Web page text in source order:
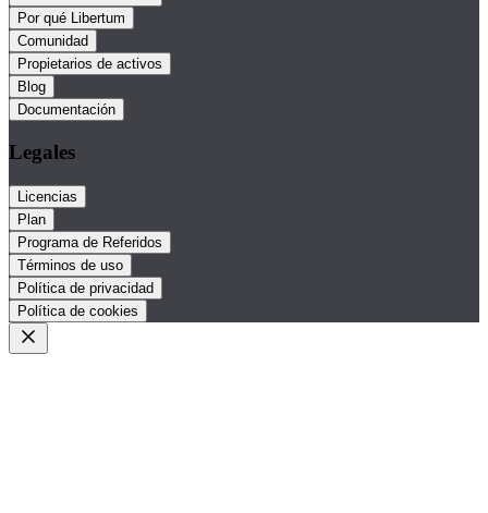
Por qué Libertum
Comunidad
Propietarios de activos
Blog
Documentación
Legales
Licencias
Plan
Programa de Referidos
Términos de uso
Política de privacidad
Política de cookies